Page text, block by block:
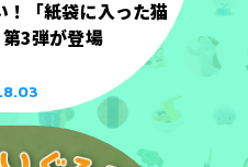
！「紙袋に入った猫
3弾が登場